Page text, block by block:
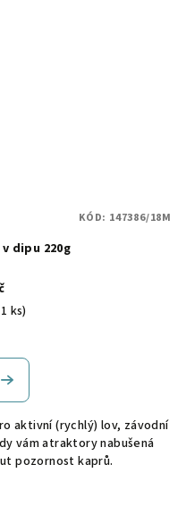
dipu 220g
ks)
aktivní (rychlý) lov, závodní
vám atraktory nabušená
pozornost kaprů.
KÓD: 147386/18M